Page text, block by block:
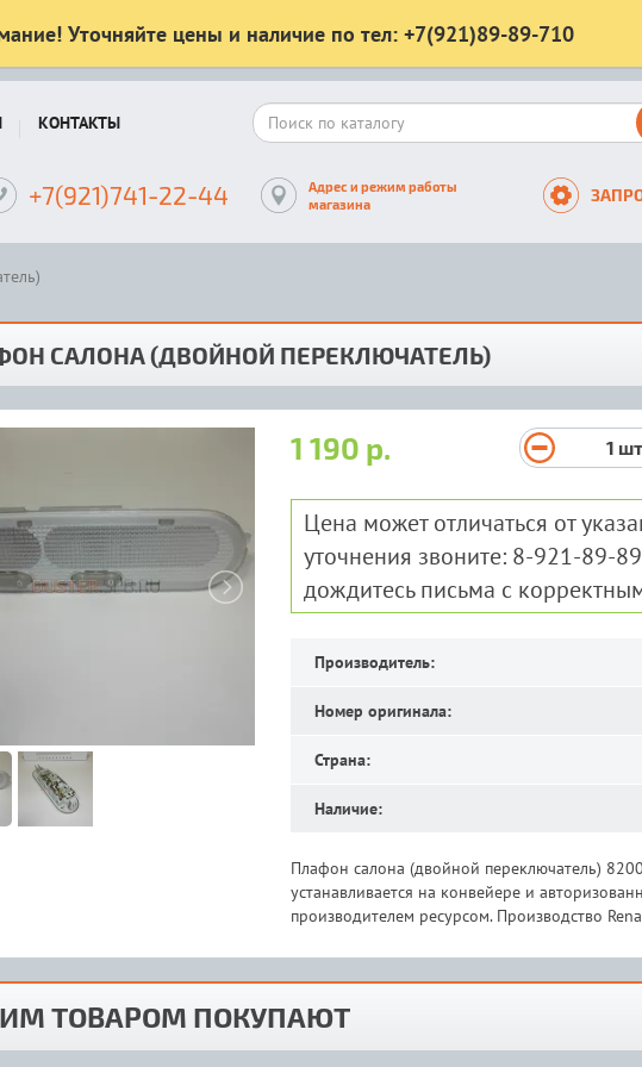
Уточняйте цены и наличие по тел: +7(921)89-89-710
КОНТАКТЫ
+7(921)741-22-44
Адрес и режим работы
магазина
САЛОНА (ДВОЙНОЙ ПЕРЕКЛЮЧАТЕЛЬ)
1 190 р. 1
Цена может отличаться от
уточнения звоните: 8-921-89-
дождитесь письма с
Производитель:
Номер оригинала:
Страна:
Наличие:
Плафон салона (двойной переключатель)
устанавливается на конвейере и
производителем ресурсом. Производство
ТОВАРОМ ПОКУПАЮТ